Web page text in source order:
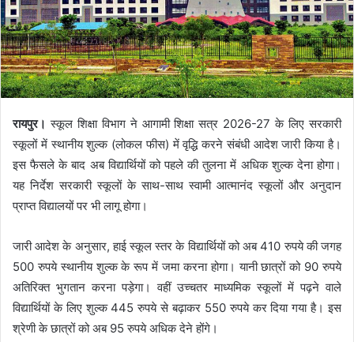
रायपुर। स्कूल शिक्षा विभाग ने आगामी शिक्षा सत्र 2026-27 के लिए सरकारी
स्कूलों में स्थानीय शुल्क (लोकल फीस) में वृद्धि करने संबंधी आदेश जारी किया है।
इस फैसले के बाद अब विद्यार्थियों को पहले की तुलना में अधिक शुल्क देना होगा।
यह निर्देश सरकारी स्कूलों के साथ-साथ स्वामी आत्मानंद स्कूलों और अनुदान
प्राप्त विद्यालयों पर भी लागू होगा।
जारी आदेश के अनुसार, हाई स्कूल स्तर के विद्यार्थियों को अब 410 रुपये की जगह
500 रुपये स्थानीय शुल्क के रूप में जमा करना होगा। यानी छात्रों को 90 रुपये
अतिरिक्त भुगतान करना पड़ेगा। वहीं उच्चतर माध्यमिक स्कूलों में पढ़ने वाले
विद्यार्थियों के लिए शुल्क 445 रुपये से बढ़ाकर 550 रुपये कर दिया गया है। इस
श्रेणी के छात्रों को अब 95 रुपये अधिक देने होंगे।